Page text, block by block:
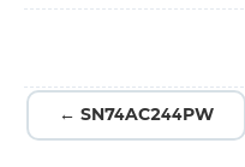
← SN74AC244PW